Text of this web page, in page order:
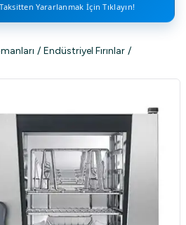
Yararlanmak İçin Tıklayın!
/ Endüstriyel Fırınlar /